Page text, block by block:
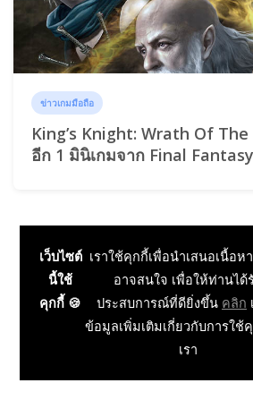
ข่าวเกมมือถือ
King’s Knight: Wrath Of
อีก 1 มินิเกมจาก Final
เว็บไซต์
นี้ใช้
คุกกี้ 🍪
เราใช้คุกกี้เพื่อนำเสนอเนื้อห
อาจสนใจ เพื่อให้ท่านได้
ประสบการณ์ที่ดียิ่งขึ้น คลิก
ข้อมูลเพิ่มเติมเกี่ยวกับการใช้
เรา